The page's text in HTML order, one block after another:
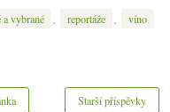
a vybrané , reportáže , víno
Starší příspěvky